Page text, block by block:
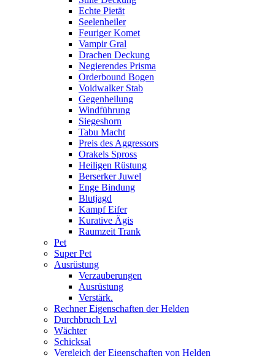
Echte Pietät
Seelenheiler
Feuriger Komet
Vampir Gral
Drachen Deckung
Negierendes Prisma
Orderbound Bogen
Voidwalker Stab
Gegenheilung
Windführung
Siegeshorn
Tabu Macht
Preis des Aggressors
Orakels Spross
Heiligen Rüstung
Berserker Juwel
Enge Bindung
Blutjagd
Kampf Eifer
Kurative Ägis
Raumzeit Trank
Pet
Super Pet
Ausrüstung
Verzauberungen
Ausrüstung
Verstärk.
Rechner Eigenschaften der Helden
Durchbruch Lvl
Wächter
Schicksal
Vergleich der Eigenschaften von Helden